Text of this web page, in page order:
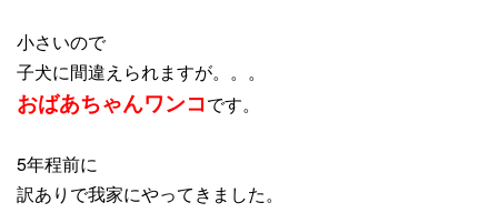
小さいので
子犬に間違えられますが。。。
おばあちゃんワンコです。
5年程前に
訳ありで我家にやってきました。